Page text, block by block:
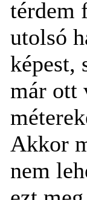
térdem
utolsó
képest,
már ott
Akkor
nem